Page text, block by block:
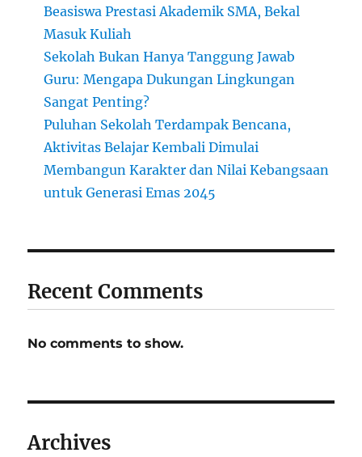
Beasiswa Prestasi Akademik SMA, Bekal
Masuk Kuliah
Sekolah Bukan Hanya Tanggung Jawab
Guru: Mengapa Dukungan Lingkungan
Sangat Penting?
Puluhan Sekolah Terdampak Bencana,
Aktivitas Belajar Kembali Dimulai
Membangun Karakter dan Nilai Kebangsaan
untuk Generasi Emas 2045
Recent Comments
No comments to show.
Archives